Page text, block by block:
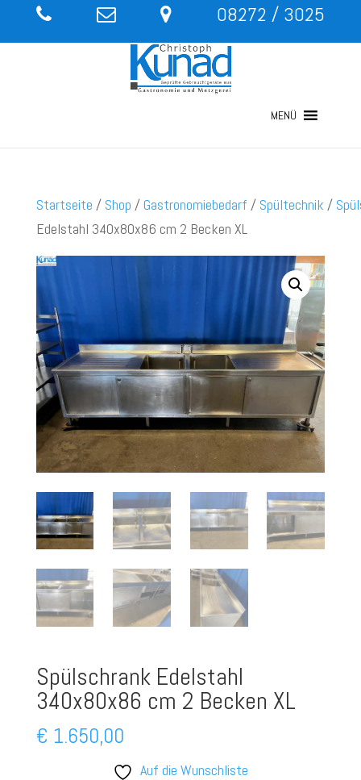
08272 / 3025
MENÜ
Startseite / Shop /Gastronomiebedarf / Spültechnik /
Edelstahl 340x80x86 cm 2 Becken XL
Spülschrank Edelstahl
340x80x86 cm 2 Becken XL
€ 1.650,00
Auf die Wunschliste